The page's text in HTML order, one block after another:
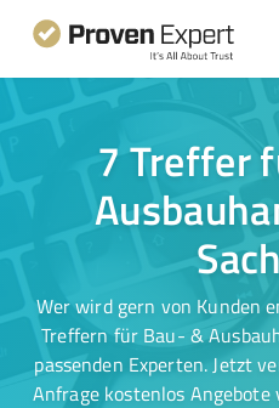
7 Treffer
Wer wird gern von Kunden
Treffern für Bau- &
passenden Experten. Jetzt
Anfrage kostenlos